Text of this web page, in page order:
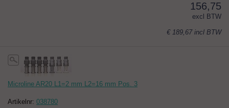
156,75
excl BTW
€ 189,67 incl BTW
Microline AR20 L1=2 mm L2=16 mm Pos. 3
Artikelnr: 038780